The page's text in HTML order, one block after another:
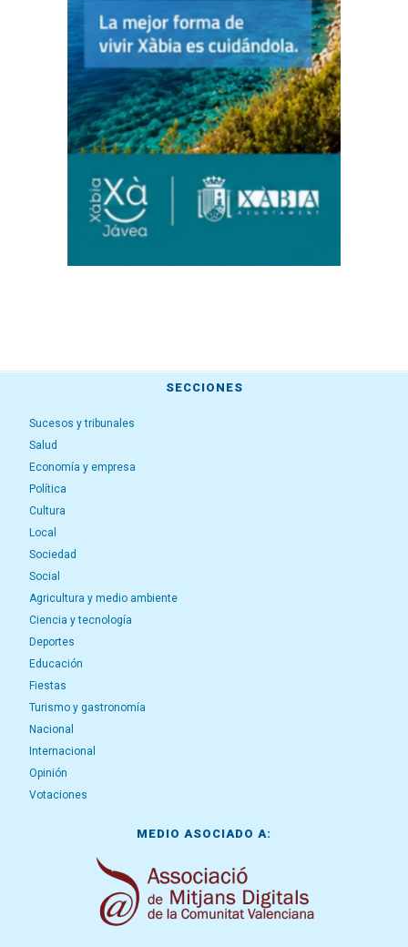
SECCIONES
Sucesos y tribunales
Salud
Economía y empresa
Política
Cultura
Local
Sociedad
Social
Agricultura y medio ambiente
Ciencia y tecnología
Deportes
Educación
Fiestas
Turismo y gastronomía
Nacional
Internacional
Opinión
Votaciones
MEDIO ASOCIADO A: